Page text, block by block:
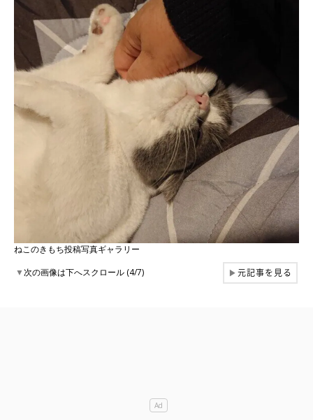
ねこのきもち投稿写真ギャラリー
▼次の画像は下へスクロール (4/7) ▶元記事を見る